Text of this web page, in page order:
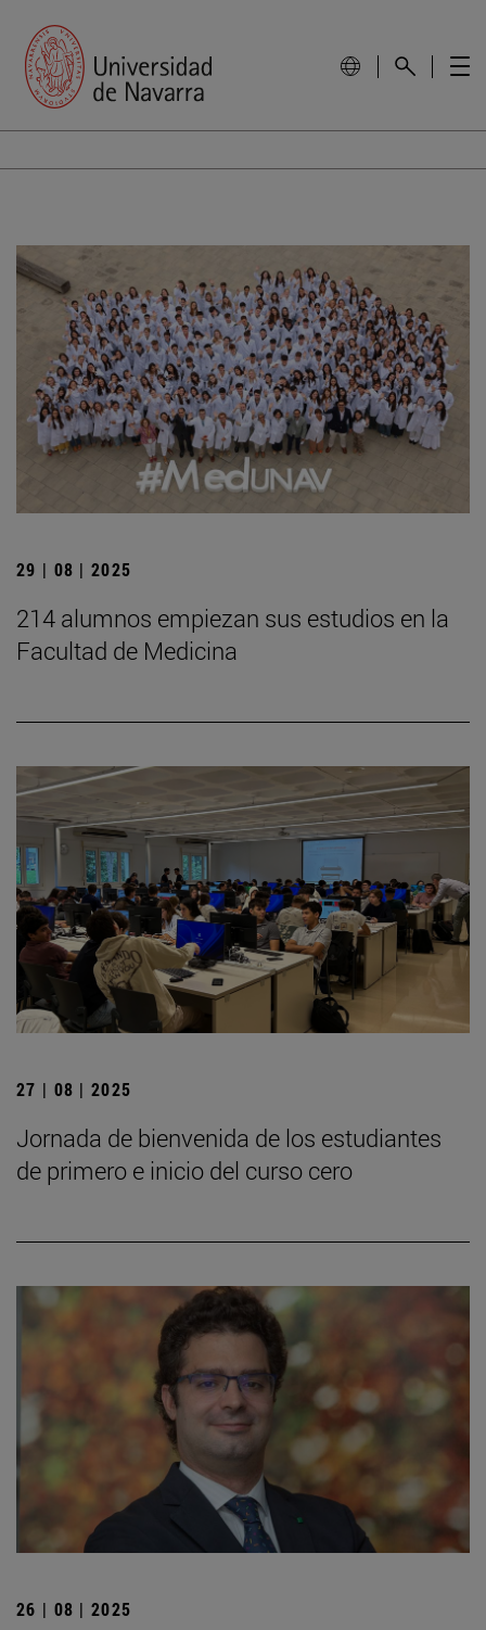
29 | 08 | 2025
214 alumnos empiezan sus estudios en la
Facultad de Medicina
27 | 08 | 2025
Jornada de bienvenida de los estudiantes
de primero e inicio del curso cero
26 | 08 | 2025